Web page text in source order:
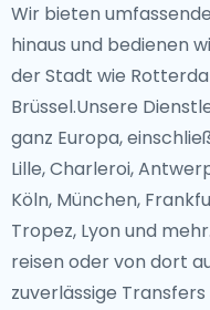
Wir bieten
hinaus und bedienen
der Stadt wie
Brüssel.Unsere
ganz Europa,
Lille, Charleroi,
Köln, München,
Tropez, Lyon und
reisen oder von dort
zuverlässige